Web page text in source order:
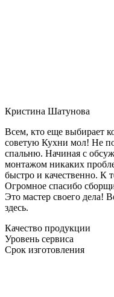
Кристина Шатунова
Всем, кто еще выбирает
советую Кухни мол! Не
спальню. Начиная с
монтажом никаких
быстро и качественно. К
Огромное спасибо
Это мастер своего дела!
здесь.
Качество продукции
Уровень сервиса
Срок изготовления